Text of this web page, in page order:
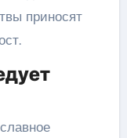
приносят